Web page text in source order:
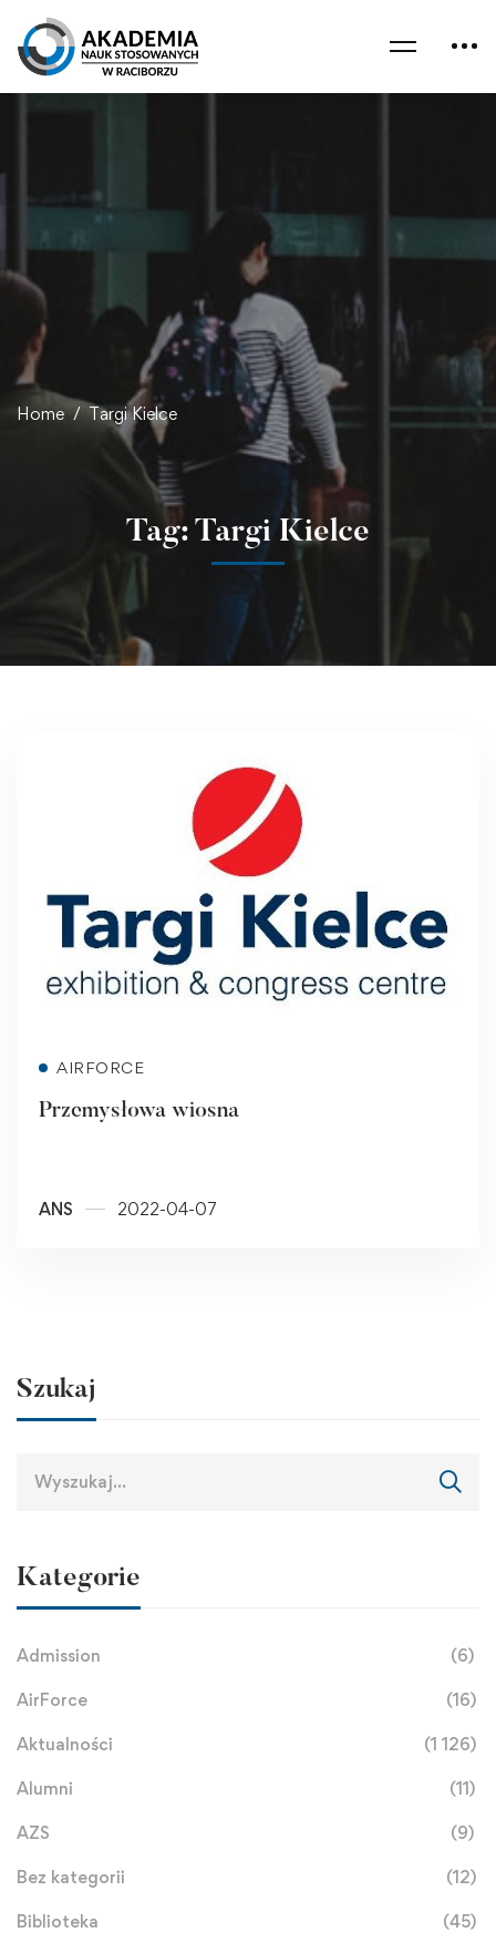
Home Targi Kielce
Tag: Targi Kielce
AIRFORCE
Przemysłowa wiosna
ANS 2022-04-07
Szukaj
Kategorie
Admission (6)
AirForce (16)
Aktualności (1 126)
Alumni (11)
AZS (9)
Bez kategorii (12)
Biblioteka (45)